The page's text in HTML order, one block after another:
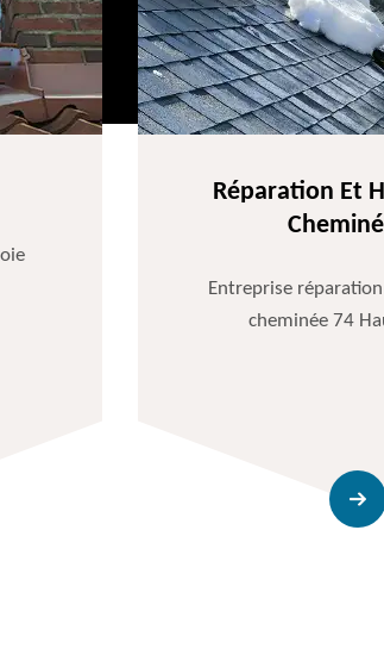
Réparation Et
Entreprise
cheminée 74